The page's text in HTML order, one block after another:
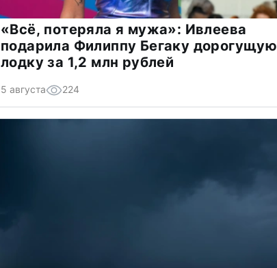
«Всё, потеряла я мужа»: Ивлеева
подарила Филиппу Бегаку дорогущую
лодку за 1,2 млн рублей
5 августа 224